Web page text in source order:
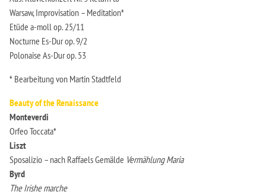
Warsaw, Improvisation – Meditation*
Etüde a-moll op. 25/11
Nocturne Es-Dur op. 9/2
Polonaise As-Dur op. 53
* Bearbeitung von Martin Stadtfeld
Beauty of the Renaissance
Monteverdi
Orfeo Toccata*
Liszt
Sposalizio – nach Raffaels Gemälde Vermählung Maria
Byrd
The Irishe marche